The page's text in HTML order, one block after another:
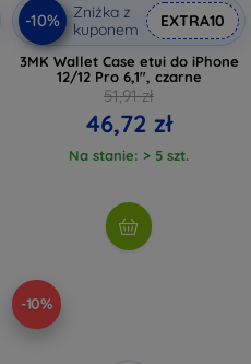
-10%
Zniżka z
kuponem
EXTRA10
3MK Wallet Case etui do iPhone
12/12 Pro 6,1", czarne
51,91 zł
46,72 zł
Na stanie: > 5 szt.
-10%